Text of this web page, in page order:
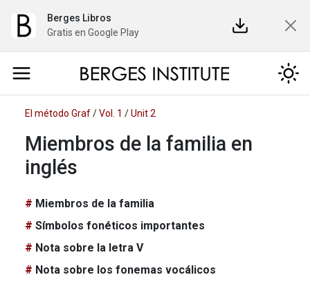
Berges Libros
Gratis en Google Play
El método Graf/Vol. 1 /Unit 2
Miembros de la familia en
inglés
Miembros de la familia
Símbolos fonéticos importantes
Nota sobre la letra V
Nota sobre los fonemas vocálicos